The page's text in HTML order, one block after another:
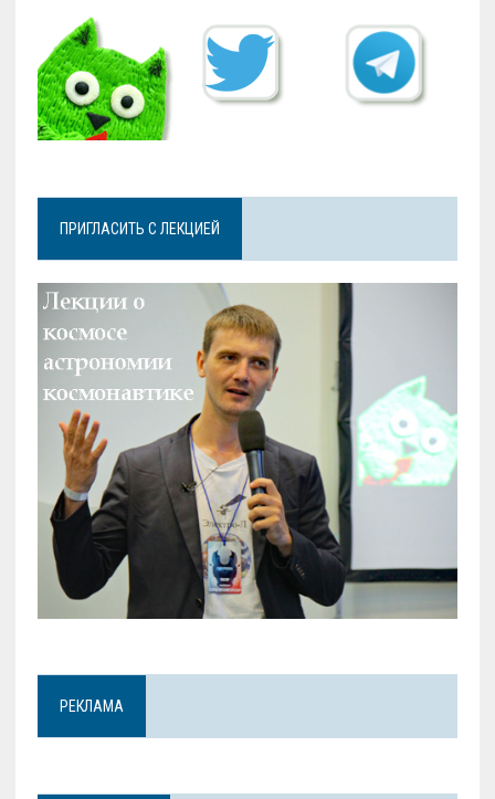
ПРИГЛАСИТЬ С ЛЕКЦИЕЙ
РЕКЛАМА